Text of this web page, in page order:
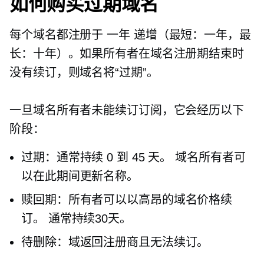
每个域名都注册于一年 递增（最短：一年，最
长：十年）。如果所有者在域名注册期结束时
没有续订，则域名将“过期”。
一旦域名所有者未能续订订阅，它会经历以下
阶段：
过期：通常持续 0 到 45 天。 域名所有者可
以在此期间更新名称。
赎回期：所有者可以以高昂的域名价格续
订。 通常持续30天。
待删除：域返回注册商且无法续订。